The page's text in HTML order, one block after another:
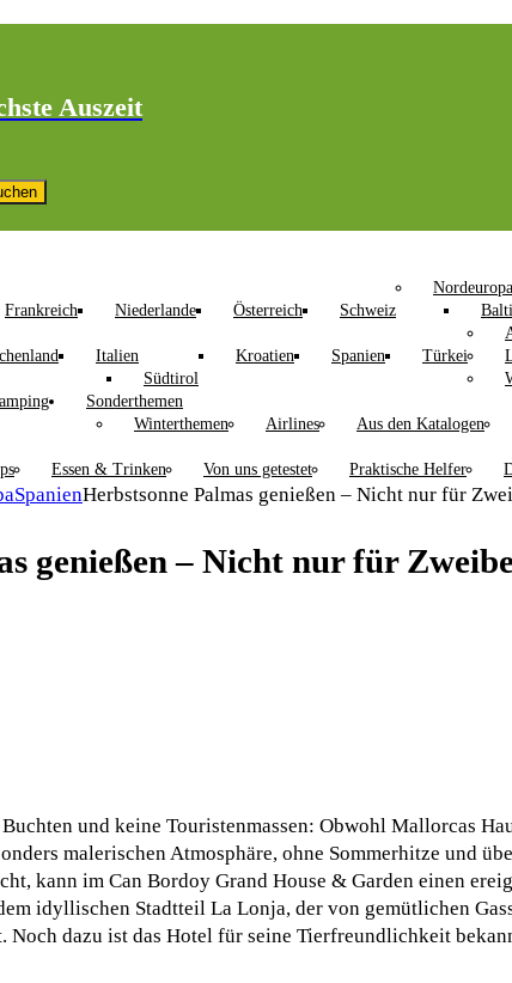
Auszeit
Frankreich Niederlande Österreich Schweiz
Nordeuropa
Italien
Südtirol
Kroatien Spanien Türkei
Sonderthemen
Winterthemen
Airlines Aus den Katalogen
Essen & Trinken Von uns getestet Praktische Helfer
SpanienHerbstsonne Palmas genießen – Nicht nur für
genießen – Nicht nur für
und keine Touristenmassen: Obwohl Mallorcas
malerischen Atmosphäre, ohne Sommerhitze und
kann im Can Bordoy Grand House & Garden einen
idyllischen Stadtteil La Lonja, der von gemütlichen
Noch dazu ist das Hotel für seine Tierfreundlichkeit